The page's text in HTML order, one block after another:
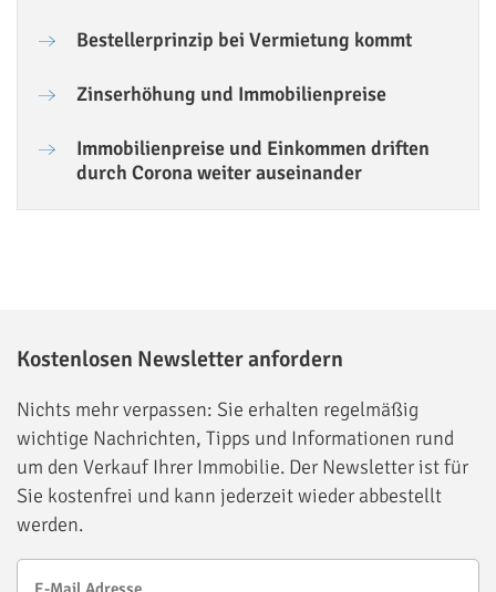
Bestellerprinzip bei Vermietung kommt
Zinserhöhung und Immobilienpreise
Immobilienpreise und Einkommen driften
durch Corona weiter auseinander
Kostenlosen Newsletter anfordern
Nichts mehr verpassen: Sie erhalten regelmäßig
wichtige Nachrichten, Tipps und Informationen rund
um den Verkauf Ihrer Immobilie. Der Newsletter ist für
Sie kostenfrei und kann jederzeit wieder abbestellt
werden.